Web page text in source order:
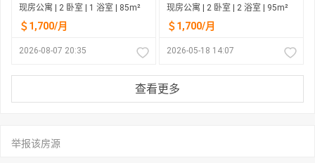
现房公寓 | 2 卧室 | 1 浴室 | 85m²
＄1,700/月
2026-08-07 20:35
现房公寓 | 2 卧室 | 2 浴室 | 95m²
＄1,700/月
2026-05-18 14:07
查看更多
举报该房源